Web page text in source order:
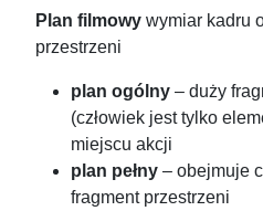
Plan filmowy wymiar kadru
przestrzeni
plan ogólny – duży
(człowiek jest tylko
miejscu akcji
plan pełny – obejmuje
fragment przestrzeni